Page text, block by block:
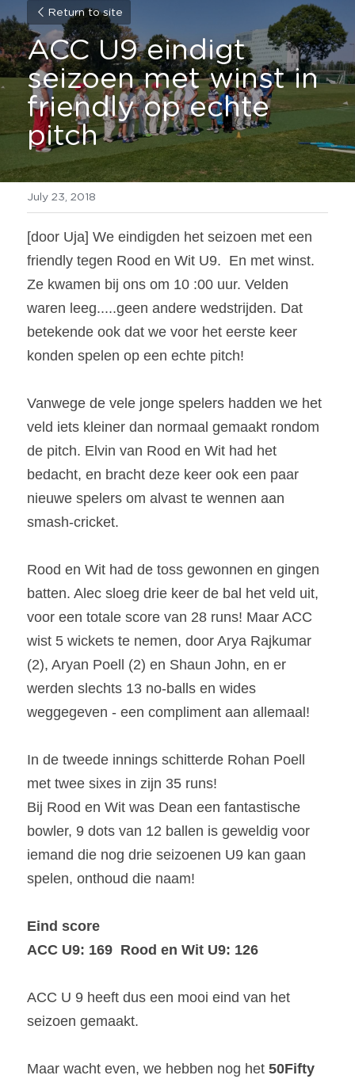
Return to site
ACC U9 eindigt
seizoen met winst in
friendly op echte
pitch
July 23, 2018
[door Uja] We eindigden het seizoen met een
friendly tegen Rood en Wit U9.  En met winst.
Ze kwamen bij ons om 10 :00 uur. Velden
waren leeg.....geen andere wedstrijden. Dat
betekende ook dat we voor het eerste keer
konden spelen op een echte pitch!
Vanwege de vele jonge spelers hadden we het
veld iets kleiner dan normaal gemaakt rondom
de pitch. Elvin van Rood en Wit had het
bedacht, en bracht deze keer ook een paar
nieuwe spelers om alvast te wennen aan
smash-cricket.
Rood en Wit had de toss gewonnen en gingen
batten. Alec sloeg drie keer de bal het veld uit,
voor een totale score van 28 runs! Maar ACC
wist 5 wickets te nemen, door Arya Rajkumar
(2), Aryan Poell (2) en Shaun John, en er
werden slechts 13 no-balls en wides
weggegeven - een compliment aan allemaal!
In de tweede innings schitterde Rohan Poell
met twee sixes in zijn 35 runs!
Bij Rood en Wit was Dean een fantastische
bowler, 9 dots van 12 ballen is geweldig voor
iemand die nog drie seizoenen U9 kan gaan
spelen, onthoud die naam!
Eind score
ACC U9: 169  Rood en Wit U9: 126
ACC U 9 heeft dus een mooi eind van het
seizoen gemaakt.
Maar wacht even, we hebben nog het 50Fifty